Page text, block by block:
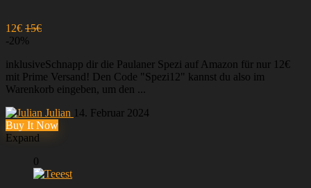
12€ 15€
-20%
inklusiveSchnapp dir die Paulaner Spezi auf Amazon für nur 12€
mit Prime Versand! Den Code "Spezi12" kannst du also im
Warenkorb eingeben, um den ...
Julian 14. Februar 2024
Buy It Now
Expand
0